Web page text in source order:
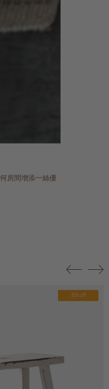
房間增添一絲優
30% off
20% off
30% off
30% off
30% off
30% off